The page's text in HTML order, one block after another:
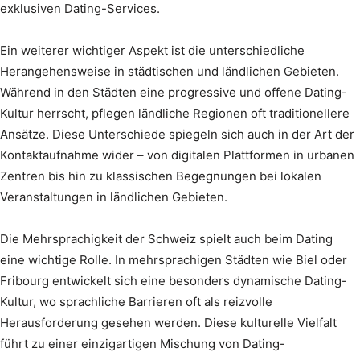
exklusiven Dating-Services.
Ein weiterer wichtiger Aspekt ist die unterschiedliche
Herangehensweise in städtischen und ländlichen Gebieten.
Während in den Städten eine progressive und offene Dating-
Kultur herrscht, pflegen ländliche Regionen oft traditionellere
Ansätze. Diese Unterschiede spiegeln sich auch in der Art der
Kontaktaufnahme wider – von digitalen Plattformen in urbanen
Zentren bis hin zu klassischen Begegnungen bei lokalen
Veranstaltungen in ländlichen Gebieten.
Die Mehrsprachigkeit der Schweiz spielt auch beim Dating
eine wichtige Rolle. In mehrsprachigen Städten wie Biel oder
Fribourg entwickelt sich eine besonders dynamische Dating-
Kultur, wo sprachliche Barrieren oft als reizvolle
Herausforderung gesehen werden. Diese kulturelle Vielfalt
führt zu einer einzigartigen Mischung von Dating-